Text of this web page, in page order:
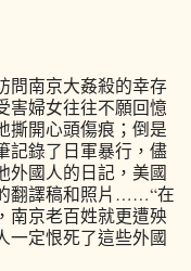
問南京大姦殺的幸存
害婦女往往不願回憶
撕開心頭傷痕；倒是
記錄了日軍暴行，儘
外國人的日記，美國
翻譯稿和照片……“在
南京老百姓就更遭殃
一定恨死了這些外國